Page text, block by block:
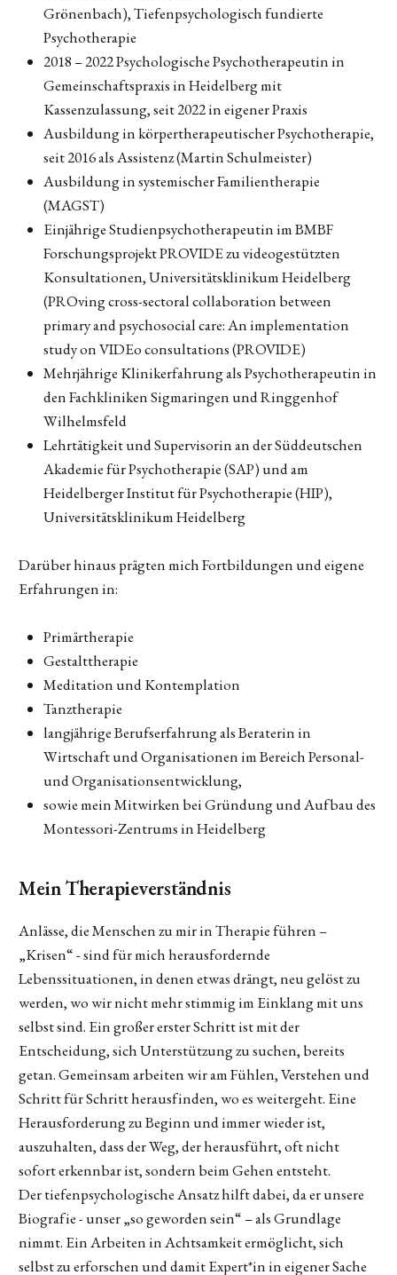
Grönenbach), Tiefenpsychologisch fundierte
Psychotherapie
2018 – 2022 Psychologische Psychotherapeutin in
Gemeinschaftspraxis in Heidelberg mit
Kassenzulassung, seit 2022 in eigener Praxis
Ausbildung in körpertherapeutischer Psychotherapie,
seit 2016 als Assistenz (Martin Schulmeister)
Ausbildung in systemischer Familientherapie
(MAGST)
Einjährige Studienpsychotherapeutin im BMBF
Forschungsprojekt PROVIDE zu videogestützten
Konsultationen, Universitätsklinikum Heidelberg
(PROving cross-sectoral collaboration between
primary and psychosocial care: An implementation
study on VIDEo consultations (PROVIDE)
Mehrjährige Klinikerfahrung als Psychotherapeutin in
den Fachkliniken Sigmaringen und Ringgenhof
Wilhelmsfeld
Lehrtätigkeit und Supervisorin an der Süddeutschen
Akademie für Psychotherapie (SAP) und am
Heidelberger Institut für Psychotherapie (HIP),
Universitätsklinikum Heidelberg
Darüber hinaus prägten mich Fortbildungen und eigene
Erfahrungen in:
Primärtherapie
Gestalttherapie
Meditation und Kontemplation
Tanztherapie
langjährige Berufserfahrung als Beraterin in
Wirtschaft und Organisationen im Bereich Personal-
und Organisationsentwicklung,
sowie mein Mitwirken bei Gründung und Aufbau des
Montessori-Zentrums in Heidelberg
Mein Therapieverständnis
Anlässe, die Menschen zu mir in Therapie führen –
„Krisen“ - sind für mich herausfordernde
Lebenssituationen, in denen etwas drängt, neu gelöst zu
werden, wo wir nicht mehr stimmig im Einklang mit uns
selbst sind. Ein großer erster Schritt ist mit der
Entscheidung, sich Unterstützung zu suchen, bereits
getan. Gemeinsam arbeiten wir am Fühlen, Verstehen und
Schritt für Schritt herausfinden, wo es weitergeht. Eine
Herausforderung zu Beginn und immer wieder ist,
auszuhalten, dass der Weg, der herausführt, oft nicht
sofort erkennbar ist, sondern beim Gehen entsteht.
Der tiefenpsychologische Ansatz hilft dabei, da er unsere
Biografie - unser „so geworden sein“ – als Grundlage
nimmt. Ein Arbeiten in Achtsamkeit ermöglicht, sich
selbst zu erforschen und damit Expert*in in eigener Sache